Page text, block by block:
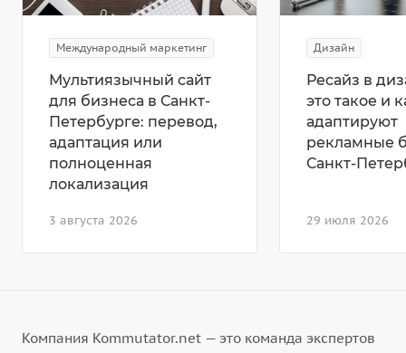
Международный маркетинг
3 августа 2026
Мультиязычный сайт
для бизнеса в Санкт-
Петербурге: перевод,
адаптация или
полноценная
локализация
Дизайн
29 июля 2026
Ресайз в
это такое и
адаптируют
рекламные
Санкт-
Компания Kommutator.net — это команда экспертов